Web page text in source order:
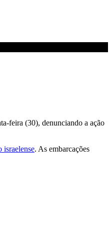
feira (30), denunciando a ação
israelense. As embarcações